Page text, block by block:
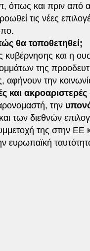
όπως και πριν από
τις νέες
θα τοποθετηθεί;
κυβέρνησης και η
της
αφήνουν την
και
την
των διεθνών
της στην ΕΕ
ευρωπαϊκή